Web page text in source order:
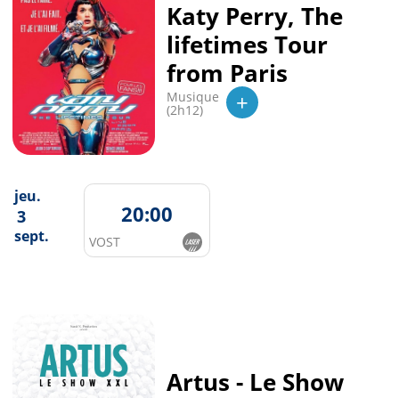
Katy Perry, The
lifetimes Tour
from Paris
Musique
(2h12) +
jeu.
3
sept.
20:00
VOST
Artus - Le Show